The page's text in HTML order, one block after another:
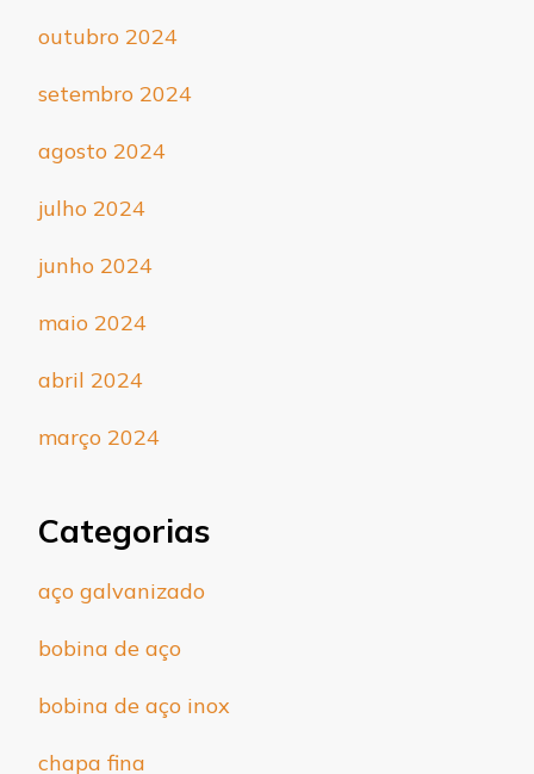
outubro 2024
setembro 2024
agosto 2024
julho 2024
junho 2024
maio 2024
abril 2024
março 2024
Categorias
aço galvanizado
bobina de aço
bobina de aço inox
chapa fina